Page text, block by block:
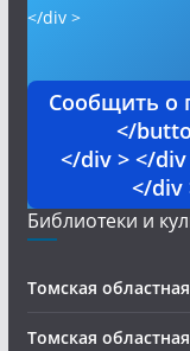
</div >
Сообщить о
</
</div > </
</div
Библиотеки и
Томская
Томская